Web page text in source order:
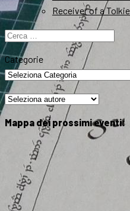
Receiver of a
Ricerca
per:
Categorie
Mappa dei prossimi eventi: